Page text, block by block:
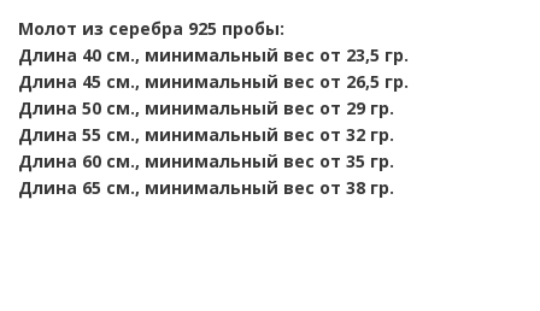
Молот из серебра 925 пробы:
Длина 40 см., минимальный вес от 23,5 гр.
Длина 45 см., минимальный вес от 26,5 гр.
Длина 50 см., минимальный вес от 29 гр.
Длина 55 см., минимальный вес от 32 гр.
Длина 60 см., минимальный вес от 35 гр.
Длина 65 см., минимальный вес от 38 гр.